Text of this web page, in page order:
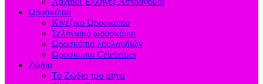
Ωροσκόπια
Κινέζικο Ωροσκόπιο
Σεληνιακό ωροσκόπιο
Ωροσκόπιο λουλουδιών
Ωροσκόπια Celebrities
Ζώδια
Το Ζώδιο του μήνα